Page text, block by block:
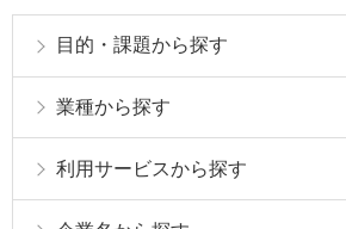
目的・課題から探す
業種から探す
利用サービスから探す